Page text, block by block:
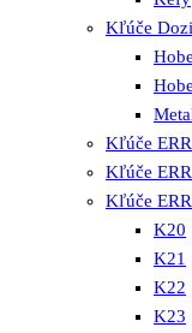
Kľúče
Kľúče
Kľúče
Kľúče
K20
K21
K22
K23